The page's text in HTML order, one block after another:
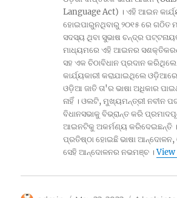
Language Act) । ଏହି ଆଇନ
ହୋଇପାରୁନଥିବାରୁ ୨୦୧୫ ରେ ଗଠିତ
ସଦସ୍ୟ ଥିବା ସୁଭାଷ ଚନ୍ଦ୍ର
ମାଧ୍ୟମରେ ଏହି ଆଇନର
ସହ ଏକ ଚିଠାବିଧାନ ପ୍ରଦାନ କରିଥିଲେ
କାର୍ଯ୍ୟକାରୀ କରାଯାଇଥିଲେ ଓଡ଼ିଆରେ
ଓଡ଼ିଆ ଜାତି ତା'ର ଭାଷା ଅଧିକାର
ନାହିଁ । ଓଲଟି, ମୁଖ୍ୟମନ୍ତ୍ରୀ ନବୀନ
ବିଧାନସଭାକୁ ବିଭ୍ରାନ୍ତ କରି
ଆଇନଟିକୁ ଅକର୍ମଣ୍ୟ କରିଦେଇଛନ୍ତି ।
ପ୍ରତିଷ୍ଠା ହୋଇଛି ଭାଷା ଆନ୍ଦୋଳନ,
ସେହି ଆନ୍ଦୋଳନର ନଭମଞ୍ଚ ।